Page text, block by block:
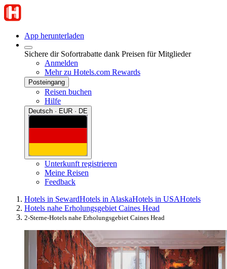
App herunterladen
Sichere dir Sofortrabatte dank Preisen für Mitglieder
Anmelden
Mehr zu Hotels.com Rewards
Posteingang
Reisen buchen
Hilfe
Deutsch · EUR · DE
Unterkunft registrieren
Meine Reisen
Feedback
Hotels in SewardHotels in AlaskaHotels in USAHotels
Hotels nahe Erholungsgebiet Caines Head
2-Sterne-Hotels nahe Erholungsgebiet Caines Head